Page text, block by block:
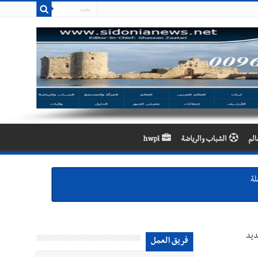
الشباب والرياضة hwpl
فريق العمل